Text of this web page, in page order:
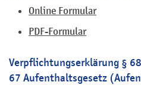
Online Formular
PDF-Formular
Verpflichtungserklärung §
67 Aufenthaltsgesetz